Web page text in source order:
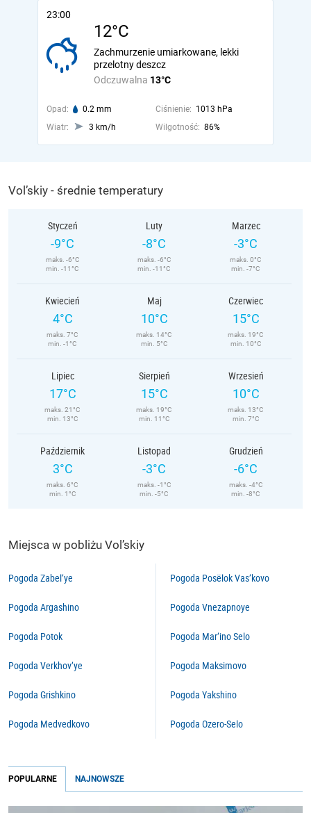
23:00
12°C
Odczuwalna 13°C
Zachmurzenie umiarkowane, lekki
przelotny deszcz
Opad: 0.2 mm Ciśnienie: 1013 hPa
Wiatr:
3 km/h Wilgotność: 86%
Vol’skiy - średnie temperatury
Styczeń
-9°C
maks. -6°C
min. -11°C
Luty
-8°C
maks. -6°C
min. -11°C
Marzec
-3°C
maks. 0°C
min. -7°C
Kwiecień
4°C
maks. 7°C
min. -1°C
Maj
10°C
maks. 14°C
min. 5°C
Czerwiec
15°C
maks. 19°C
min. 10°C
Lipiec
17°C
maks. 21°C
min. 13°C
Sierpień
15°C
maks. 19°C
min. 11°C
Wrzesień
10°C
maks. 13°C
min. 7°C
Październik
3°C
maks. 6°C
min. 1°C
Listopad
-3°C
maks. -1°C
min. -5°C
Grudzień
-6°C
maks. -4°C
min. -8°C
Miejsca w pobliżu Vol’skiy
Pogoda Zabel’ye
Pogoda Argashino
Pogoda Potok
Pogoda Verkhov’ye
Pogoda Grishkino
Pogoda Medvedkovo
Pogoda Posëlok Vas’kovo
Pogoda Vnezapnoye
Pogoda Mar’ino Selo
Pogoda Maksimovo
Pogoda Yakshino
Pogoda Ozero-Selo
POPULARNE NAJNOWSZE